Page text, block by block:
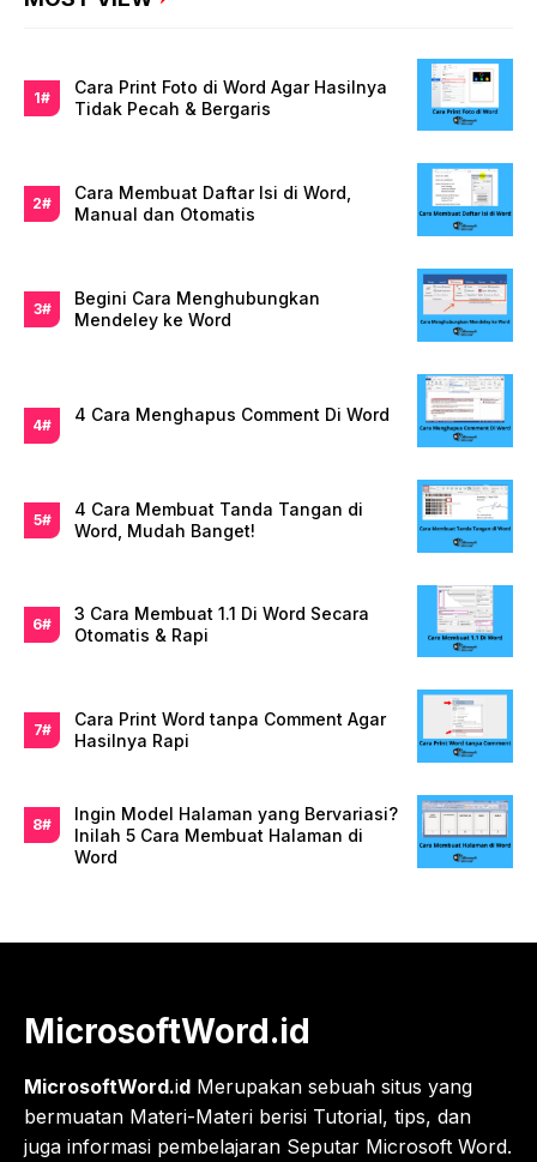
Cara Print Foto di Word Agar Hasilnya
Tidak Pecah & Bergaris
Cara Membuat Daftar Isi di Word,
Manual dan Otomatis
Begini Cara Menghubungkan
Mendeley ke Word
4 Cara Menghapus Comment Di Word
4 Cara Membuat Tanda Tangan di
Word, Mudah Banget!
3 Cara Membuat 1.1 Di Word Secara
Otomatis & Rapi
Cara Print Word tanpa Comment Agar
Hasilnya Rapi
Ingin Model Halaman yang Bervariasi?
Inilah 5 Cara Membuat Halaman di
Word
MicrosoftWord.id
MicrosoftWord.id Merupakan sebuah situs yang
bermuatan Materi-Materi berisi Tutorial, tips, dan
juga informasi pembelajaran Seputar Microsoft Word.